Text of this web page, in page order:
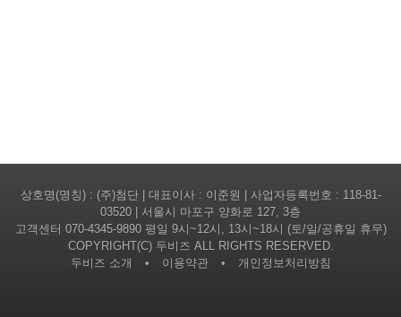
상호명(명칭) : (주)첨단 | 대표이사 : 이준원 | 사업자등록번호 : 118-81-
03520 | 서울시 마포구 양화로 127, 3층
고객센터 070-4345-9890평일 9시~12시, 13시~18시 (토/일/공휴일 휴무)
COPYRIGHT(C) 두비즈 ALL RIGHTS RESERVED.
두비즈 소개
• 이용약관 • 개인정보처리방침